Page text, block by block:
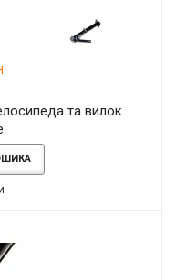
та вилок